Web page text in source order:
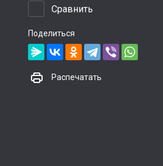
Сравнить
Поделиться
Распечатать